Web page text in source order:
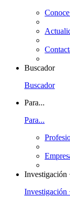
Buscador
Buscador
Para...
Para...
Investigación
Investigación